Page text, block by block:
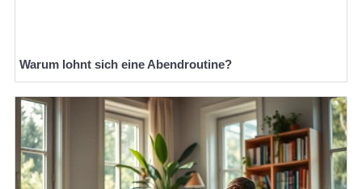
Warum lohnt sich eine Abendroutine?